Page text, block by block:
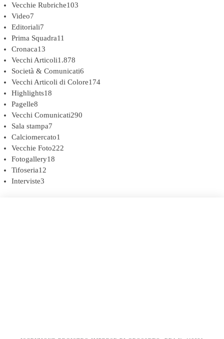
Vecchie Rubriche103
Video7
Editoriali7
Prima Squadra11
Cronaca13
Vecchi Articoli1.878
Società & Comunicati6
Vecchi Articoli di Colore174
Highlights18
Pagelle8
Vecchi Comunicati290
Sala stampa7
Calciomercato1
Vecchie Foto222
Fotogallery18
Tifoseria12
Interviste3